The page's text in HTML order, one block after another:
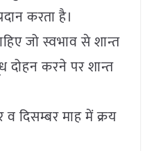
करता है।
जो स्वभाव से शान्त
दोहन करने पर शान्त
दिसम्बर माह में क्रय